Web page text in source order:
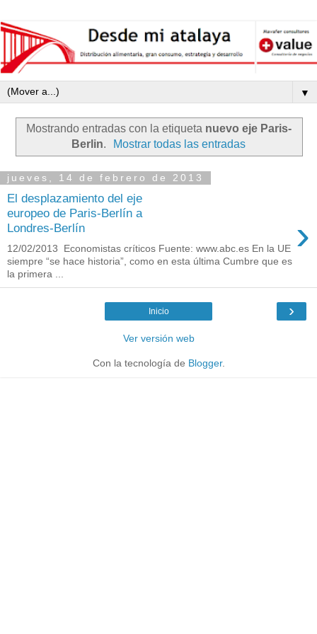
▼
Mostrando entradas con la etiqueta nuevo eje Paris-
Berlin. Mostrar todas las entradas
jueves, 14 de febrero de 2013
El desplazamiento del eje
europeo de Paris-Berlín a
Londres-Berlín
›
12/02/2013 Economistas críticos Fuente: www.abc.es En la UE
siempre “se hace historia”, como en esta última Cumbre que es
la primera ...
›
Inicio
Ver versión web
Con la tecnología de Blogger.